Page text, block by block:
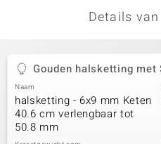
Details
Gouden halsketting met
Naam
halsketting - 6x9 mm Keten
40.6 cm verlengbaar tot
50.8 mm